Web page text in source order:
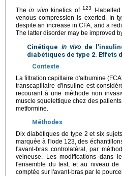
Thein vivokinetics of123
I-
venous compression is exerted. In
despite an increase in CFA, and a
The latter disorder may be improved
Cinétique in vivo de
diabétiques de type 2. Effets
Contexte
La filtration capillaire d'albumine
transcapillaire d'insuline est
recourant à une méthode non
muscle squelettique chez des
metformine.
Méthodes
Dix diabétiques de type 2 et six
marquée à l'iode 123, des
l'avant-bras controlatéral, par
veineuse. Les modifications dans
l'ensemble du test, et au niveau
comptée sur l'avant-bras par le